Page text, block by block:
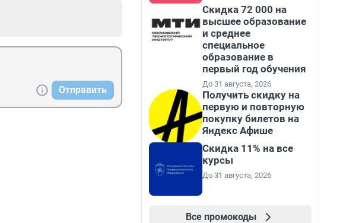
Отправить
Скидка 72 000 на
высшее образование
и среднее
специальное
образование в
первый год обучения
До 31 августа, 2026
Получить скидку на
первую и повторную
покупку билетов на
Яндекс Афише
Скидка 11% на все
курсы
До 31 августа, 2026
Все промокоды